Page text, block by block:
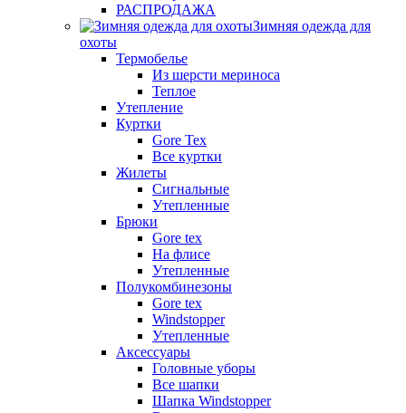
РАСПРОДАЖА
Зимняя одежда для
охоты
Термобелье
Из шерсти мериноса
Теплое
Утепление
Куртки
Gore Tex
Все куртки
Жилеты
Сигнальные
Утепленные
Брюки
Gore tex
На флисе
Утепленные
Полукомбинезоны
Gore tex
Windstopper
Утепленные
Аксессуары
Головные уборы
Все шапки
Шапка Windstopper